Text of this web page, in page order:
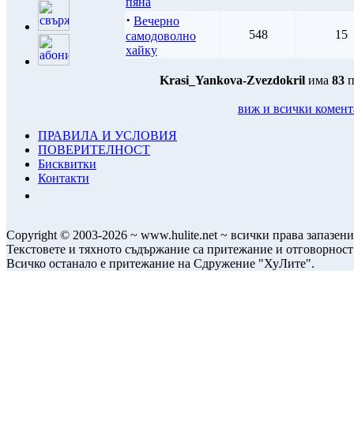
· Вечерно
самодоволно
хайку
548 15
Krasi_Yankova-Zvezdokril има 83
виж и всички
ПРАВИЛА И УСЛОВИЯ
ПОВЕРИТЕЛНОСТ
Бисквитки
Контакти
Copyright © 2003-2026 ~ www.hulite.net ~ всички права
Текстовете и тяхното съдържание са притежание и
Всичко останало е притежание на Сдружение "ХуЛите".